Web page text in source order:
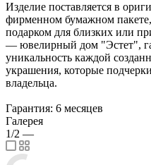
Изделие поставляется в
фирменном бумажном
подарком для близких или
— ювелирный дом "Эстет",
уникальность каждой
украшения, которые
владельца.
Гарантия: 6 месяцев
Галерея
1/2 —